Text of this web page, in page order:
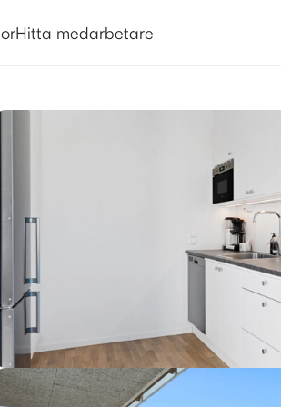
Hitta medarbetare